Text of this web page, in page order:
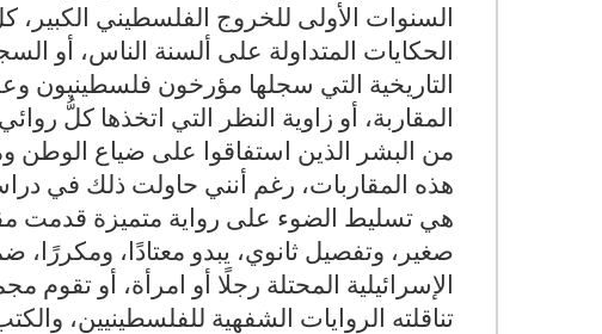
السنوات الأولى للخروج الفلسطيني الكبير،
الحكايات المتداولة على ألسنة الناس، أو
التاريخية التي سجلها مؤرخون
المقاربة، أو زاوية النظر التي اتخذها كلُّ
من البشر الذين استفاقوا على ضياع الوطن
هذه المقاربات، رغم أنني حاولت ذلك في
هي تسليط الضوء على رواية متميزة قدمت
صغير، وتفصيل ثانوي، يبدو معتادًا،
الإسرائيلية المحتلة رجلًا أو امرأة، أو تقوم
تناقلته الروايات الشفهية للفلسطينيين،